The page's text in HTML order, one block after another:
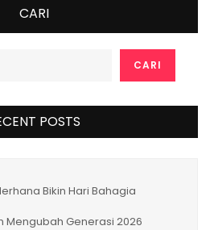
CARI
CARI
POSTS
Bikin Hari Bahagia
Mengubah Generasi 2026